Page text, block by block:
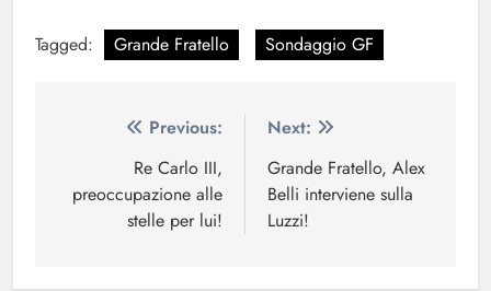
Tagged: Grande Fratello Sondaggio GF
Navigazione
articoli
Previous:
Re Carlo III,
preoccupazione alle
stelle per lui!
Next:
Grande Fratello, Alex
Belli interviene sulla
Luzzi!